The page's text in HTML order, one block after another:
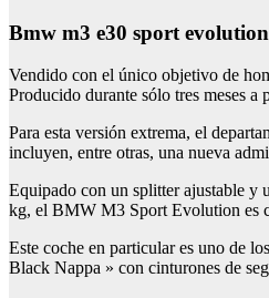
bmw m3 e30 sport
Vendido con el único objetivo de
Producido durante sólo tres meses
Para esta versión extrema, el
incluyen, entre otras, una nueva
Equipado con un splitter ajustable y
kg, el BMW M3 Sport Evolution es
Este coche en particular es uno de
Black Nappa » con cinturones de